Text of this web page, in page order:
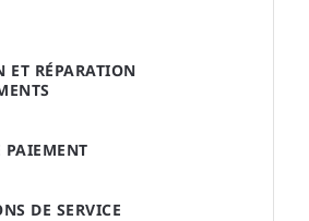
DE SERVICE
ET RÉPARATION
PAIEMENT